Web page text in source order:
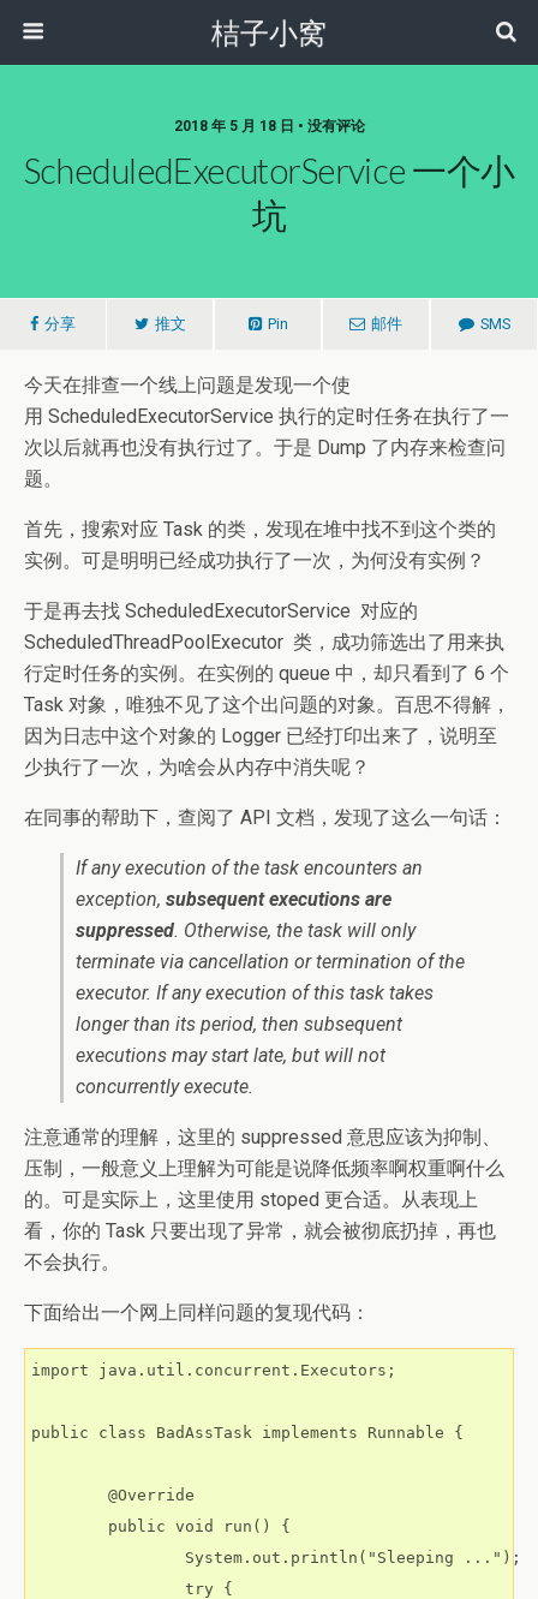
桔子小窝
2018 年 5 月 18 日 • 没有评论
ScheduledExecutorService 一个小
坑
分享 推文 Pin 邮件 SMS
今天在排查一个线上问题是发现一个使
用 ScheduledExecutorService 执行的定时任务在执行了一
次以后就再也没有执行过了。于是 Dump 了内存来检查问
题。
首先，搜索对应 Task 的类，发现在堆中找不到这个类的
实例。可是明明已经成功执行了一次，为何没有实例？
于是再去找 ScheduledExecutorService 对应的
ScheduledThreadPoolExecutor 类，成功筛选出了用来执
行定时任务的实例。在实例的 queue 中，却只看到了 6 个
Task 对象，唯独不见了这个出问题的对象。百思不得解，
因为日志中这个对象的 Logger 已经打印出来了，说明至
少执行了一次，为啥会从内存中消失呢？
在同事的帮助下，查阅了 API 文档，发现了这么一句话：
If any execution of the task encounters an
exception, subsequent executions are
suppressed. Otherwise, the task will only
terminate via cancellation or termination of the
executor. If any execution of this task takes
longer than its period, then subsequent
executions may start late, but will not
concurrently execute.
注意通常的理解，这里的 suppressed 意思应该为抑制、
压制，一般意义上理解为可能是说降低频率啊权重啊什么
的。可是实际上，这里使用 stoped 更合适。从表现上
看，你的 Task 只要出现了异常，就会被彻底扔掉，再也
不会执行。
下面给出一个网上同样问题的复现代码：
import java.util.concurrent.Executors;
public class BadAssTask implements Runnable {
        @Override
        public void run() {
                System.out.println("Sleeping ...");
                try {